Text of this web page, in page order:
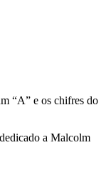
“A” e os chifres do
a Malcolm